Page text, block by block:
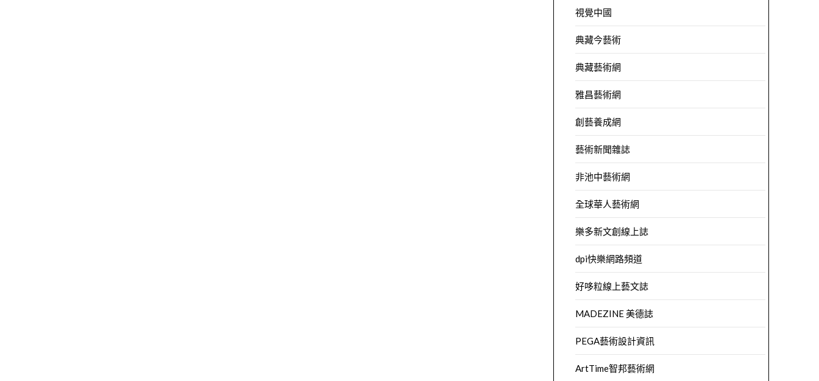
視覺中國
典藏今藝術
典藏藝術網
雅昌藝術網
創藝養成網
藝術新聞雜誌
非池中藝術網
全球華人藝術網
樂多新文創線上誌
dpi快樂網路頻道
好哆粒線上藝文誌
MADEZINE 美德誌
PEGA藝術設計資訊
ArtTime智邦藝術網